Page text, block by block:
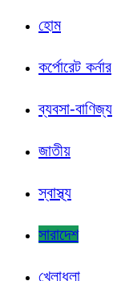
হোম
কর্পোরেট কর্নার
ব্যবসা-বাণিজ্য
জাতীয়
স্বাস্থ্য
সারাদেশ
খেলাধুলা